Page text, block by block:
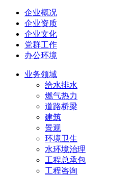
企业概况
企业资质
企业文化
党群工作
办公环境
业务领域
给水排水
燃气热力
道路桥梁
建筑
景观
环境卫生
水环境治理
工程总承包
工程咨询